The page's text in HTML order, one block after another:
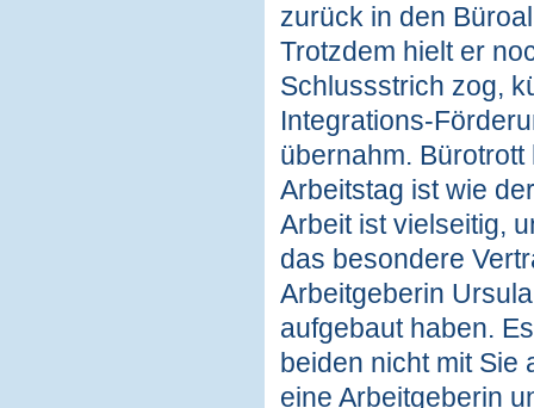
zurück in den
Trotzdem hielt er
Schlussstrich zog,
Integrations-
übernahm.
Arbeitstag ist wie
Arbeit ist vielseitig,
das besondere
Arbeitgeberin
aufgebaut haben.
beiden nicht mit Sie
eine Arbeitgeberin